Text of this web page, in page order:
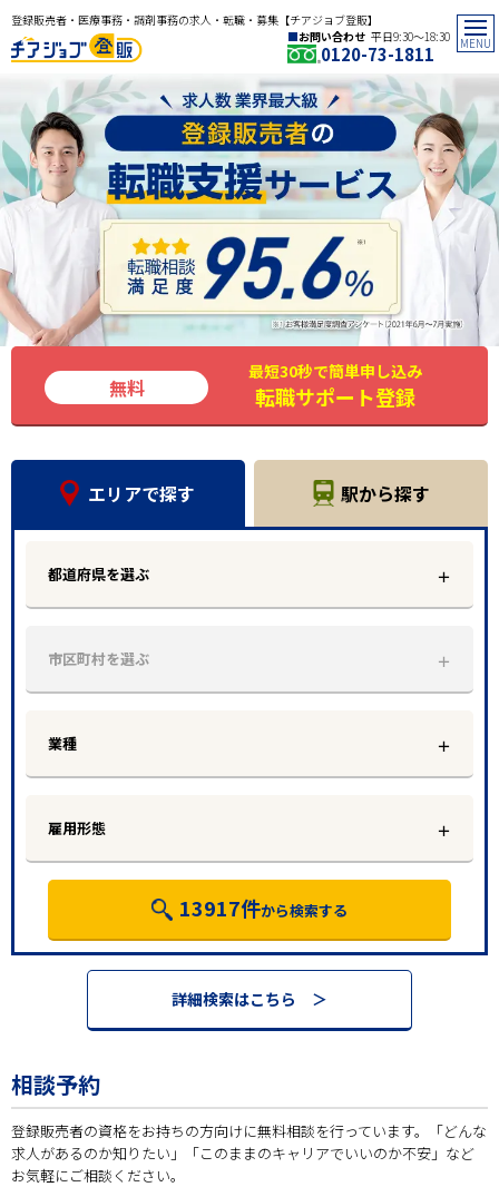
登録販売者・医療事務・調剤事務の求人・転職・募集【チアジョブ登販】
お問い合わせ 平日9:30〜18:30
0120-73-1811
無料
最短30秒で簡単申し込み
転職サポート登録
エリアで探す 駅から探す
都道府県を選ぶ
市区町村を選ぶ
業種
雇用形態
13917件から検索する
詳細検索はこちら ＞
相談予約
登録販売者の資格をお持ちの方向けに無料相談を行っています。「どんな
求人があるのか知りたい」「このままのキャリアでいいのか不安」など
お気軽にご相談ください。